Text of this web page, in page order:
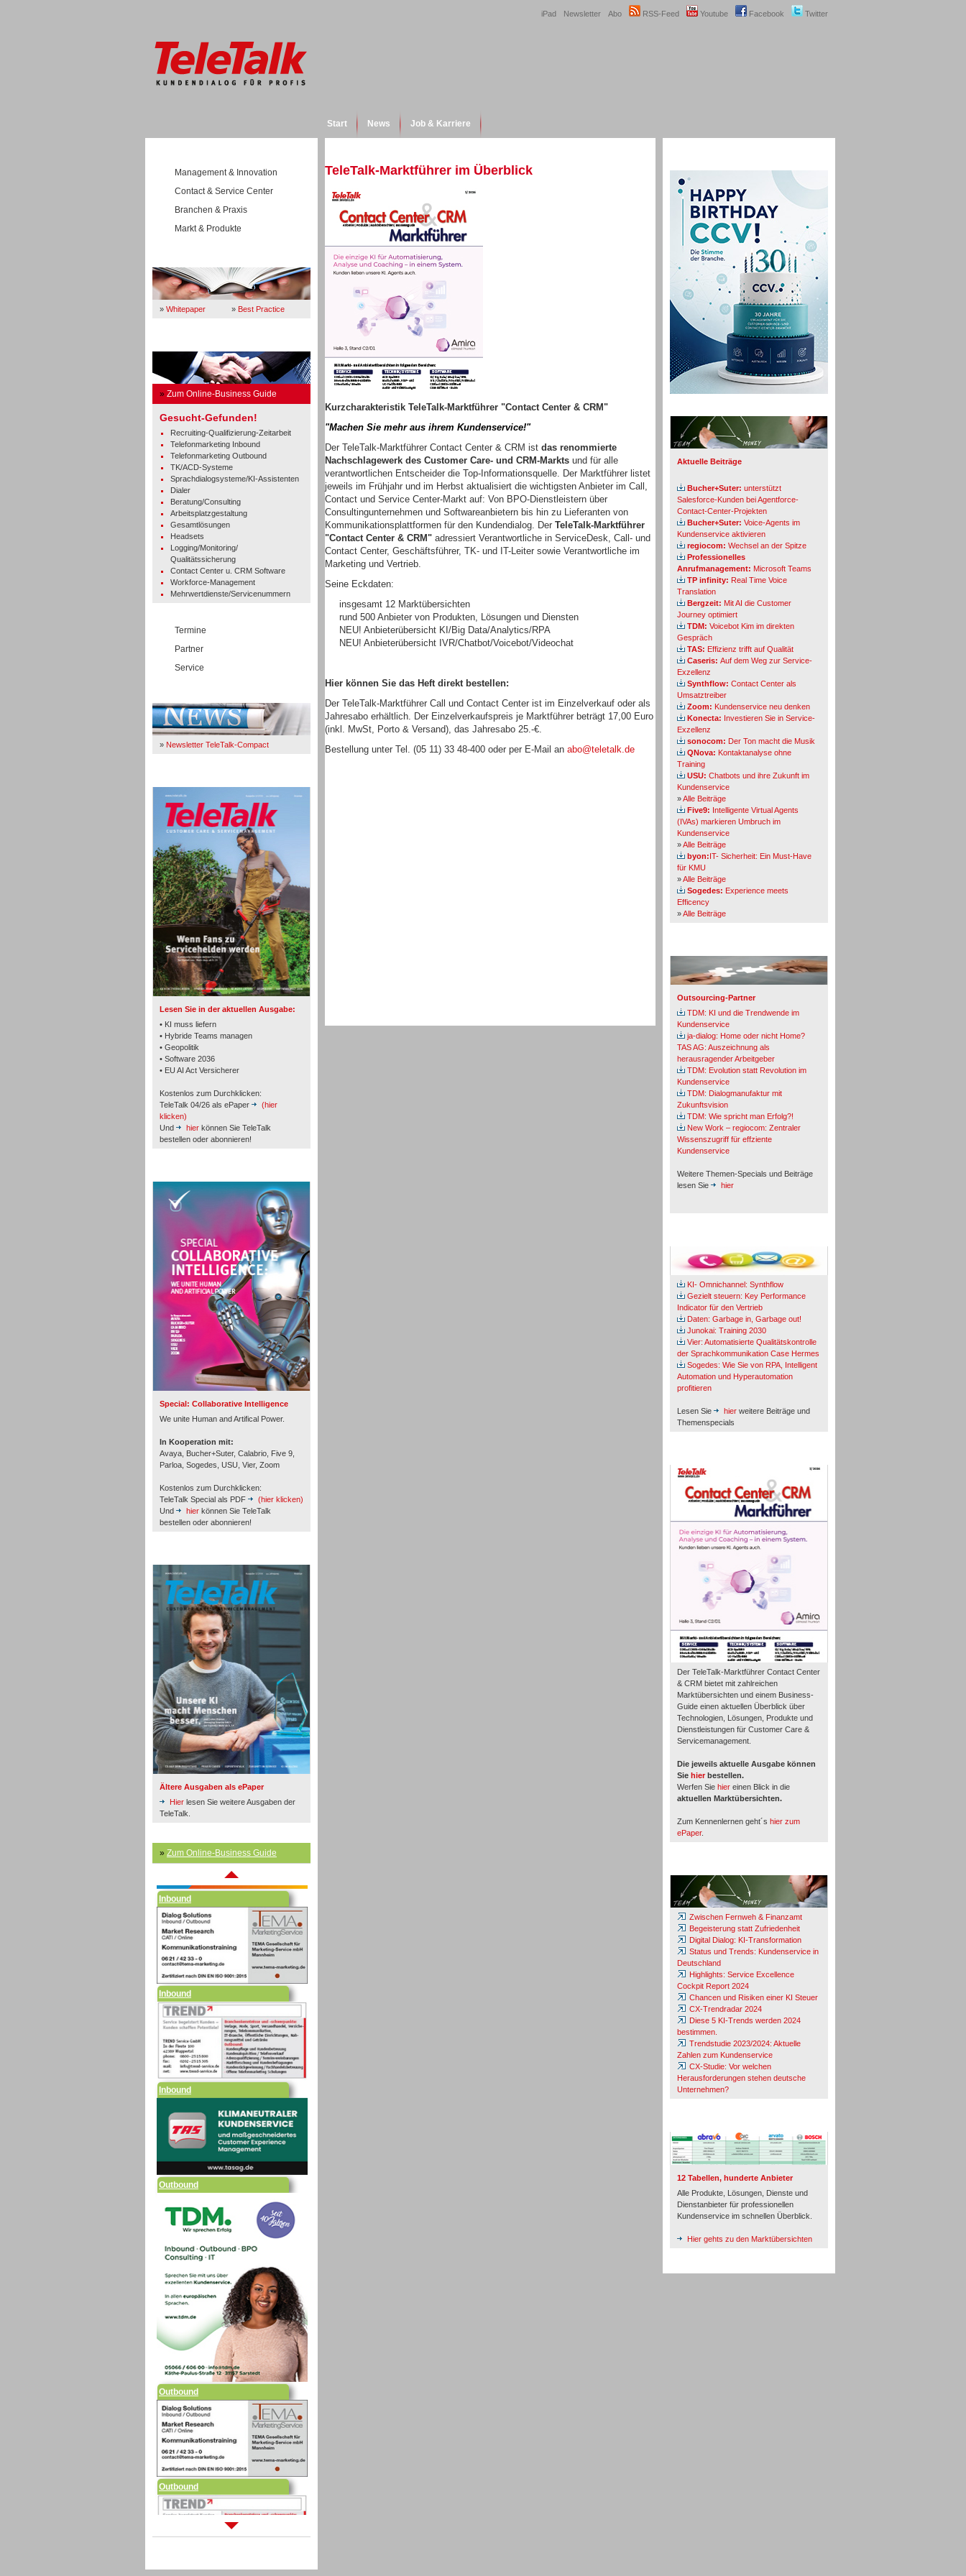
Twitter
Facebook
Youtube
RSS-Feed
Abo
Newsletter
iPad
Start News Job & Karriere
Management & Innovation
Contact & Service Center
Branchen & Praxis
Markt & Produkte
» Whitepaper » Best Practice
» Zum Online-Business Guide
Gesucht-Gefunden!
Recruiting-Qualifizierung-Zeitarbeit
Telefonmarketing Inbound
Telefonmarketing Outbound
TK/ACD-Systeme
Sprachdialogsysteme/KI-Assistenten
Dialer
Beratung/Consulting
Arbeitsplatzgestaltung
Gesamtlösungen
Headsets
Logging/Monitoring/
Qualitätssicherung
Contact Center u. CRM Software
Workforce-Management
Mehrwertdienste/Servicenummern
Termine
Partner
Service
» Newsletter TeleTalk-Compact
Lesen Sie in der aktuellen Ausgabe:
• KI muss liefern
• Hybride Teams managen
• Geopolitik
• Software 2036
• EU AI Act Versicherer
Kostenlos zum Durchklicken:
TeleTalk 04/26 als ePaper
(hier
klicken)
Und
hier können Sie TeleTalk
bestellen oder abonnieren!
Special: Collaborative Intelligence
We unite Human and Artifical Power.
In Kooperation mit:
Avaya, Bucher+Suter, Calabrio, Five 9,
Parloa, Sogedes, USU, Vier, Zoom
Kostenlos zum Durchklicken:
TeleTalk Special als PDF
(hier klicken)
Und
hier können Sie TeleTalk
bestellen oder abonnieren!
Ältere Ausgaben als ePaper
Hier lesen Sie weitere Ausgaben der
TeleTalk.
» Zum Online-Business Guide
TK- und ACD-Systeme
Workforce-Management
Personal
Inbound
Inbound
Inbound
Inbound
Inbound
Outbound
Outbound
Outbound
TeleTalk-Marktführer im Überblick
Kurzcharakteristik TeleTalk-Marktführer "Contact Center & CRM"
"Machen Sie mehr aus ihrem Kundenservice!"
Der TeleTalk-Marktführer Contact Center & CRM ist das renommierte
Nachschlagewerk des Customer Care- und CRM-Markts und für alle
verantwortlichen Entscheider die Top-Informationsquelle. Der Marktführer listet
jeweils im Frühjahr und im Herbst aktualisiert die wichtigsten Anbieter im Call,
Contact und Service Center-Markt auf: Von BPO-Dienstleistern über
Consultingunternehmen und Softwareanbietern bis hin zu Lieferanten von
Kommunikationsplattformen für den Kundendialog. Der TeleTalk-Marktführer
"Contact Center & CRM" adressiert Verantwortliche in ServiceDesk, Call- und
Contact Center, Geschäftsführer, TK- und IT-Leiter sowie Verantwortliche im
Marketing und Vertrieb.
Seine Eckdaten:
insgesamt 12 Marktübersichten
rund 500 Anbieter von Produkten, Lösungen und Diensten
NEU! Anbieterübersicht KI/Big Data/Analytics/RPA
NEU! Anbieterübersicht IVR/Chatbot/Voicebot/Videochat
Hier können Sie das Heft direkt bestellen:
Der TeleTalk-Marktführer Call und Contact Center ist im Einzelverkauf oder als
Jahresabo erhältlich. Der Einzelverkaufspreis je Marktführer beträgt 17,00 Euro
(inkl. MwSt, Porto & Versand), das Jahresabo 25.-€.
Bestellung unter Tel. (05 11) 33 48-400 oder per E-Mail an abo@teletalk.de
Aktuelle Beiträge
Bucher+Suter: unterstützt
Salesforce-Kunden bei Agentforce-
Contact-Center-Projekten
Bucher+Suter: Voice-Agents im
Kundenservice aktivieren
regiocom: Wechsel an der Spitze
Professionelles
Anrufmanagement: Microsoft Teams
TP infinity: Real Time Voice
Translation
Bergzeit: Mit AI die Customer
Journey optimiert
TDM: Voicebot Kim im direkten
Gespräch
TAS: Effizienz trifft auf Qualität
Caseris: Auf dem Weg zur Service-
Exzellenz
Synthflow: Contact Center als
Umsatztreiber
Zoom: Kundenservice neu denken
Konecta: Investieren Sie in Service-
Exzellenz
sonocom: Der Ton macht die Musik
QNova: Kontaktanalyse ohne
Training
USU: Chatbots und ihre Zukunft im
Kundenservice
»Alle Beiträge
Five9: Intelligente Virtual Agents
(IVAs) markieren Umbruch im
Kundenservice
»Alle Beiträge
byon:IT- Sicherheit: Ein Must-Have
für KMU
»Alle Beiträge
Sogedes: Experience meets
Efficency
»Alle Beiträge
Outsourcing-Partner
TDM: KI und die Trendwende im
Kundenservice
ja-dialog: Home oder nicht Home?
TAS AG: Auszeichnung als
herausragender Arbeitgeber
TDM: Evolution statt Revolution im
Kundenservice
TDM: Dialogmanufaktur mit
Zukunftsvision
TDM: Wie spricht man Erfolg?!
New Work – regiocom: Zentraler
Wissenszugriff für effziente
Kundenservice
Weitere Themen-Specials und Beiträge
lesen Sie
hier
KI- Omnichannel: Synthflow
Gezielt steuern: Key Performance
Indicator für den Vertrieb
Daten: Garbage in, Garbage out!
Junokai: Training 2030
Vier: Automatisierte Qualitätskontrolle
der Sprachkommunikation Case Hermes
Sogedes: Wie Sie von RPA, Intelligent
Automation und Hyperautomation
profitieren
Lesen Sie hier weitere Beiträge und
Themenspecials
Der TeleTalk-Marktführer Contact Center
& CRM bietet mit zahlreichen
Marktübersichten und einem Business-
Guide einen aktuellen Überblick über
Technologien, Lösungen, Produkte und
Dienstleistungen für Customer Care &
Servicemanagement.
Die jeweils aktuelle Ausgabe können
Sie hier bestellen.
Werfen Sie hier einen Blick in die
aktuellen Marktübersichten.
Zum Kennenlernen geht´s hier zum
ePaper.
Zwischen Fernweh & Finanzamt
Begeisterung statt Zufriedenheit
Digital Dialog: KI-Transformation
Status und Trends: Kundenservice in
Deutschland
Highlights: Service Excellence
Cockpit Report 2024
Chancen und Risiken einer KI Steuer
CX-Trendradar 2024
Diese 5 KI-Trends werden 2024
bestimmen.
Trendstudie 2023/2024: Aktuelle
Zahlen zum Kundenservice
CX-Studie: Vor welchen
Herausforderungen stehen deutsche
Unternehmen?
12 Tabellen, hunderte Anbieter
Alle Produkte, Lösungen, Dienste und
Dienstanbieter für professionellen
Kundenservice im schnellen Überblick.
Hier gehts zu den Marktübersichten